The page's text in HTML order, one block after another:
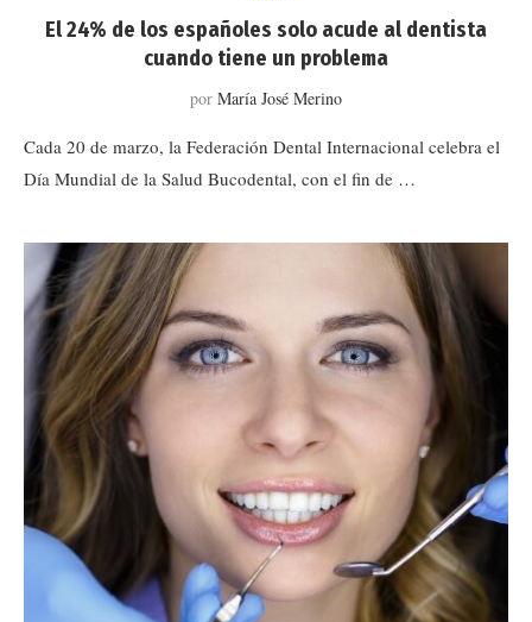
El 24% de los españoles solo acude al dentista
cuando tiene un problema
por María José Merino
Cada 20 de marzo, la Federación Dental Internacional celebra el
Día Mundial de la Salud Bucodental, con el fin de …